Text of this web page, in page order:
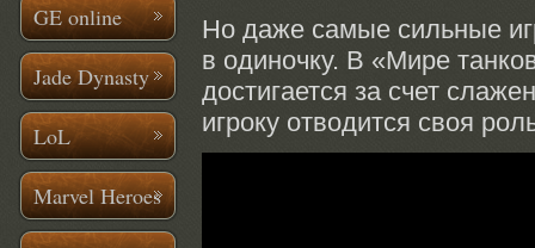
GE online
Jade Dynasty
LoL
Marvel Heroes
Но даже самые сильные
в одиночку. В «Мире
достигается за счет
игроку отводится своя